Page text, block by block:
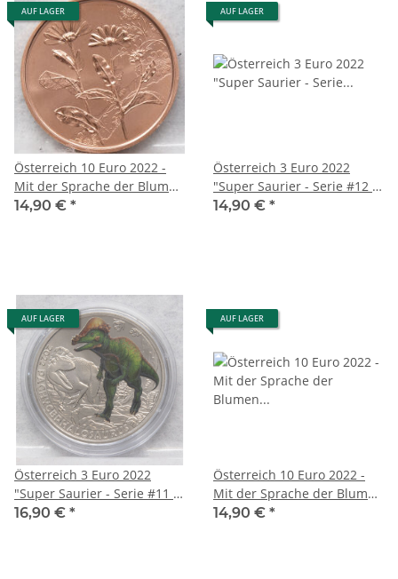
AUF LAGER
Österreich 10 Euro 2022 -
Mit der Sprache der Blumen
#3 - Ringelblume - Kupfer
14,90 € *
AUF LAGER
Österreich 3 Euro 2022
"Super Saurier - Serie #12 -
Ornithomimus Velox"
14,90 € *
AUF LAGER
Österreich 3 Euro 2022
"Super Saurier - Serie #11 -
Pachycephalosaurus
16,90 € *
AUF LAGER
Österreich 10 Euro 2022 -
Mit der Sprache der Blumen
#2 - Löwenzahn - Kupfer
14,90 € *